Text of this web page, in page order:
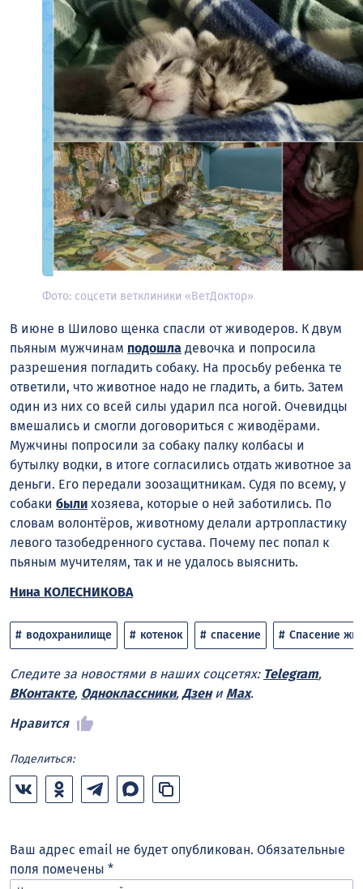
Фото: соцсети ветклиники «ВетДоктор»
В июне в Шилово щенка спасли от живодеров. К двум
пьяным мужчинам подошла девочка и попросила
разрешения погладить собаку. На просьбу ребенка те
ответили, что животное надо не гладить, а бить. Затем
один из них со всей силы ударил пса ногой. Очевидцы
вмешались и смогли договориться с живодёрами.
Мужчины попросили за собаку палку колбасы и
бутылку водки, в итоге согласились отдать животное за
деньги. Его передали зоозащитникам. Судя по всему, у
собаки были хозяева, которые о ней заботились. По
словам волонтёров, животному делали артропластику
левого тазобедренного сустава. Почему пес попал к
пьяным мучителям, так и не удалось выяснить.
Нина КОЛЕСНИКОВА
водохранилище котенок спасение Спасение
Следите за новостями в наших соцсетях: Telegram,
ВКонтакте, Одноклассники, Дзени Max.
Нравится
Поделиться:
Ваш адрес email не будет опубликован. Обязательные
поля помечены *